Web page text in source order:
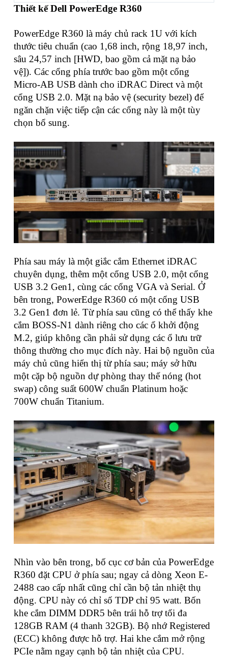
Thiết kế Dell PowerEdge R360
PowerEdge R360 là máy chủ rack 1U với kích
thước tiêu chuẩn (cao 1,68 inch, rộng 18,97 inch,
sâu 24,57 inch [HWD, bao gồm cả mặt nạ bảo
vệ]). Các cổng phía trước bao gồm một cổng
Micro-AB USB dành cho iDRAC Direct và một
cổng USB 2.0. Mặt nạ bảo vệ (security bezel) để
ngăn chặn việc tiếp cận các cổng này là một tùy
chọn bổ sung.
Phía sau máy là một giắc cắm Ethernet iDRAC
chuyên dụng, thêm một cổng USB 2.0, một cổng
USB 3.2 Gen1, cùng các cổng VGA và Serial. Ở
bên trong, PowerEdge R360 có một cổng USB
3.2 Gen1 đơn lẻ. Từ phía sau cũng có thể thấy khe
cắm BOSS-N1 dành riêng cho các ổ khởi động
M.2, giúp không cần phải sử dụng các ổ lưu trữ
thông thường cho mục đích này. Hai bộ nguồn của
máy chủ cũng hiển thị từ phía sau; máy sở hữu
một cặp bộ nguồn dự phòng thay thế nóng (hot
swap) công suất 600W chuẩn Platinum hoặc
700W chuẩn Titanium.
Nhìn vào bên trong, bố cục cơ bản của PowerEdge
R360 đặt CPU ở phía sau; ngay cả dòng Xeon E-
2488 cao cấp nhất cũng chỉ cần bộ tản nhiệt thụ
động. CPU này có chỉ số TDP chỉ 95 watt. Bốn
khe cắm DIMM DDR5 bên trái hỗ trợ tối đa
128GB RAM (4 thanh 32GB). Bộ nhớ Registered
(ECC) không được hỗ trợ. Hai khe cắm mở rộng
PCIe nằm ngay cạnh bộ tản nhiệt của CPU.